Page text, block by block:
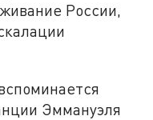
России,
Эммануэля